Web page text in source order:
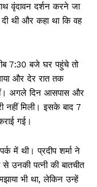
वृंदावन दर्शन करने जा
थी और कहा था कि वह
7:30 बजे घर पहुंचे तो
और देर रात तक
अगले दिन आसपास और
नहीं मिली। इसके बाद 7
गई।
में थी। प्रदीप शर्मा ने
उनकी पत्नी की बातचीत
भी था, लेकिन उन्हें